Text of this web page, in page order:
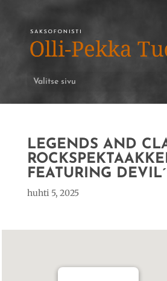
Valitse sivu
LEGENDS AND
FEATURING
huhti 5, 2025